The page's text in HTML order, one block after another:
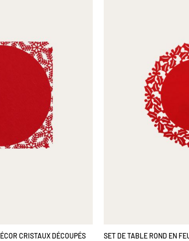
CRISTAUX DÉCOUPÉS SET DE TABLE ROND EN